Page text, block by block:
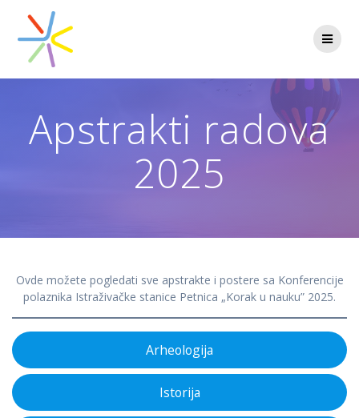
Apstrakti radova
2025
Ovde možete pogledati sve apstrakte i postere sa Konferencije
polaznika Istraživačke stanice Petnica „Korak u nauku” 2025.
Arheologija
Istorija